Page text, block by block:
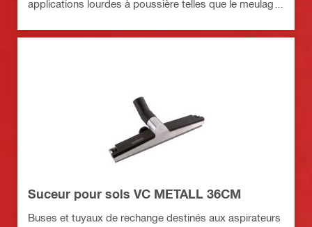
applications lourdes à poussière telles que le meulage,
Suceur pour sols VC METALL 36CM
Buses et tuyaux de rechange destinés aux aspirateurs